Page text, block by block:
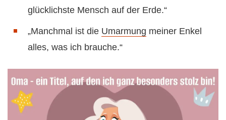
glücklichste Mensch auf der Erde.“
„Manchmal ist die Umarmung meiner Enkel
alles, was ich brauche.“